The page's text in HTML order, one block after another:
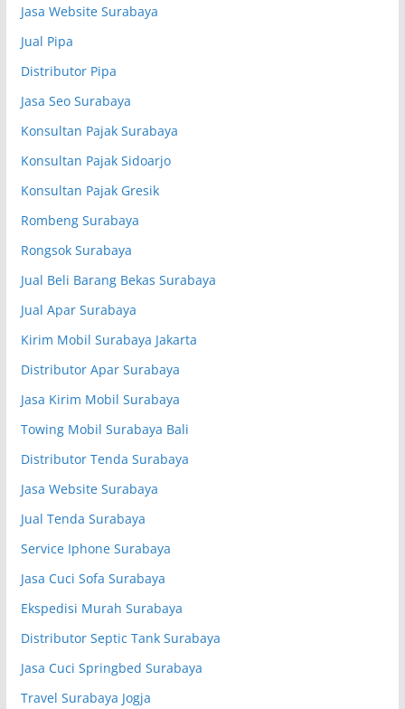
Jasa Website Surabaya
Jual Pipa
Distributor Pipa
Jasa Seo Surabaya
Konsultan Pajak Surabaya
Konsultan Pajak Sidoarjo
Konsultan Pajak Gresik
Rombeng Surabaya
Rongsok Surabaya
Jual Beli Barang Bekas Surabaya
Jual Apar Surabaya
Kirim Mobil Surabaya Jakarta
Distributor Apar Surabaya
Jasa Kirim Mobil Surabaya
Towing Mobil Surabaya Bali
Distributor Tenda Surabaya
Jasa Website Surabaya
Jual Tenda Surabaya
Service Iphone Surabaya
Jasa Cuci Sofa Surabaya
Ekspedisi Murah Surabaya
Distributor Septic Tank Surabaya
Jasa Cuci Springbed Surabaya
Travel Surabaya Jogja